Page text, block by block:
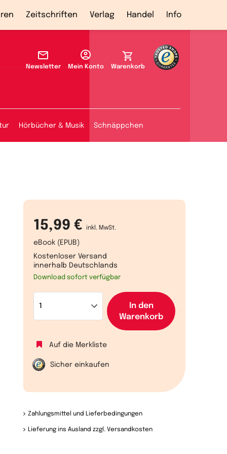
Zeitschriften Verlag Handel Info
Newsletter Mein Konto Warenkorb
Hörbücher & Musik Schnäppchen
15,99 € inkl. MwSt.
eBook (EPUB)
Kostenloser Versand
innerhalb Deutschlands
Download sofort verfügbar
In den
Warenkorb
Auf die Merkliste
Sicher einkaufen
Zahlungsmittel und Lieferbedingungen
Lieferung ins Ausland zzgl. Versandkosten